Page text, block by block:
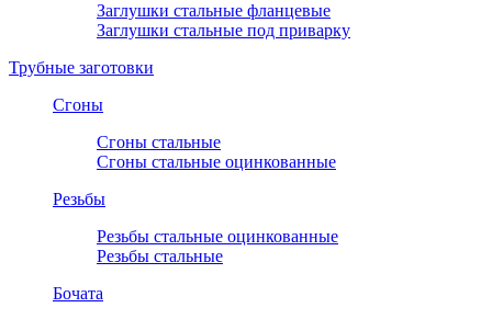
Заглушки стальные фланцевые
Заглушки стальные под приварку
Трубные заготовки
Сгоны
Сгоны стальные
Сгоны стальные оцинкованные
Резьбы
Резьбы стальные оцинкованные
Резьбы стальные
Бочата